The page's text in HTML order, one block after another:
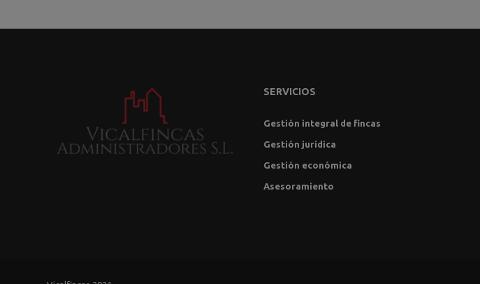
SERVICIOS
Gestión integral de fincas
Gestión jurídica
Gestión económica
Asesoramiento